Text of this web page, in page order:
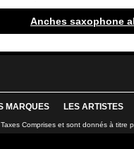
Anches saxophone
MARQUES LES ARTISTES
Comprises et sont donnés à